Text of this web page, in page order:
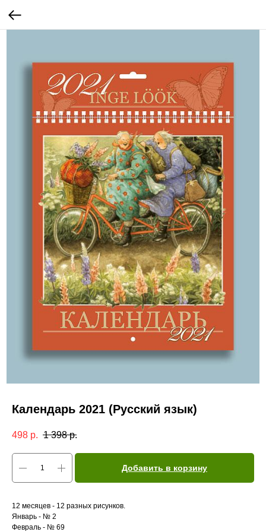
Календарь 2021 (Русский язык)
498 р. 1 398 р.
Добавить в корзину
12 месяцев - 12 разных рисунков.
Январь - № 2
Февраль - № 69